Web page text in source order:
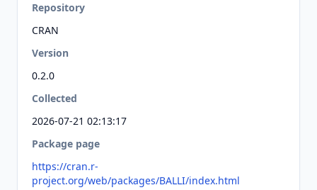
Repository
CRAN
Version
0.2.0
Collected
2026-07-21 02:13:17
Package page
https://cran.r-
project.org/web/packages/BALLI/index.html